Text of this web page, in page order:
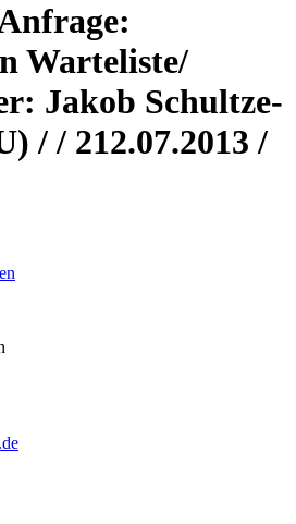
Warteliste/
Jakob Schultze-
/ / 212.07.2013 /